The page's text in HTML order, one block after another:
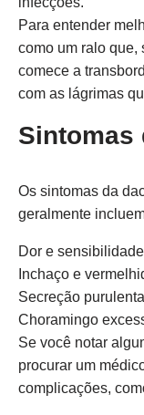
Para entender
como um ralo que,
comece a
com as lágrimas
Sintomas
Os sintomas da
geralmente
Dor e
Inchaço e
Secreção
Choramingo
Se você notar
procurar um
complicações,